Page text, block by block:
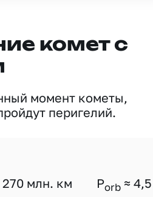
комет с
момент кометы,
перигелий.
270 млн. км Porb ≈ 4,5